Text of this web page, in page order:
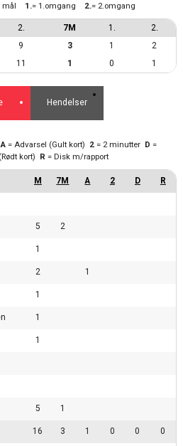
2. 7M 1. 2.
mål 1.= 1.omgang 2.= 2.omgang
9 3 1
2
11 1 0 1
Hendelser
5 2
1
2 1
1
1
1
5 1
16 3 1 0 0 0
A= Advarsel (Gult kort) 2= 2 minutter D =
kort) R = Disk m/rapport